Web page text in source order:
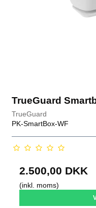
TrueGuard
TrueGuard
PK-SmartBox-WF
2.500,00 DKK
(inkl. moms)